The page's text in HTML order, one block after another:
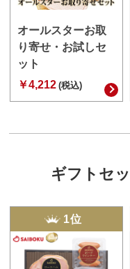
オールスターお取
り寄せ・お試しセ
ット
￥4,212 (税込)
ギフトセ
1位